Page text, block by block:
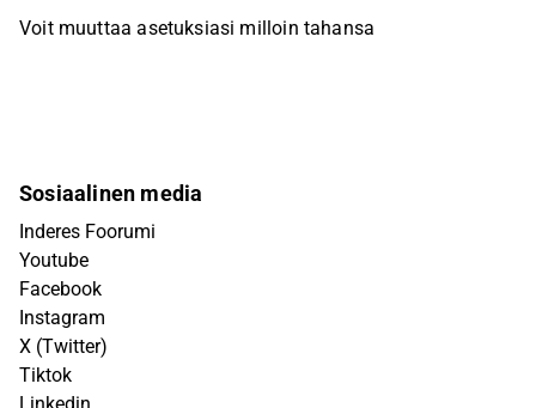
Voit muuttaa asetuksiasi milloin tahansa
Sosiaalinen media
Inderes Foorumi
Youtube
Facebook
Instagram
X (Twitter)
Tiktok